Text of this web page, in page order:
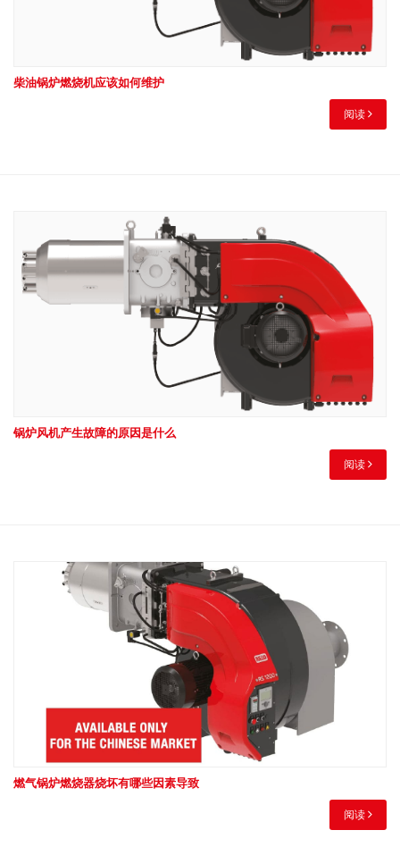
柴油锅炉燃烧机应该如何维护
阅读
锅炉风机产生故障的原因是什么
阅读
燃气锅炉燃烧器烧坏有哪些因素导致
阅读